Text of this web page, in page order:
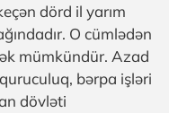
dörd il yarım
O cümlədən
mümkündür. Azad
bərpa işləri
dövləti